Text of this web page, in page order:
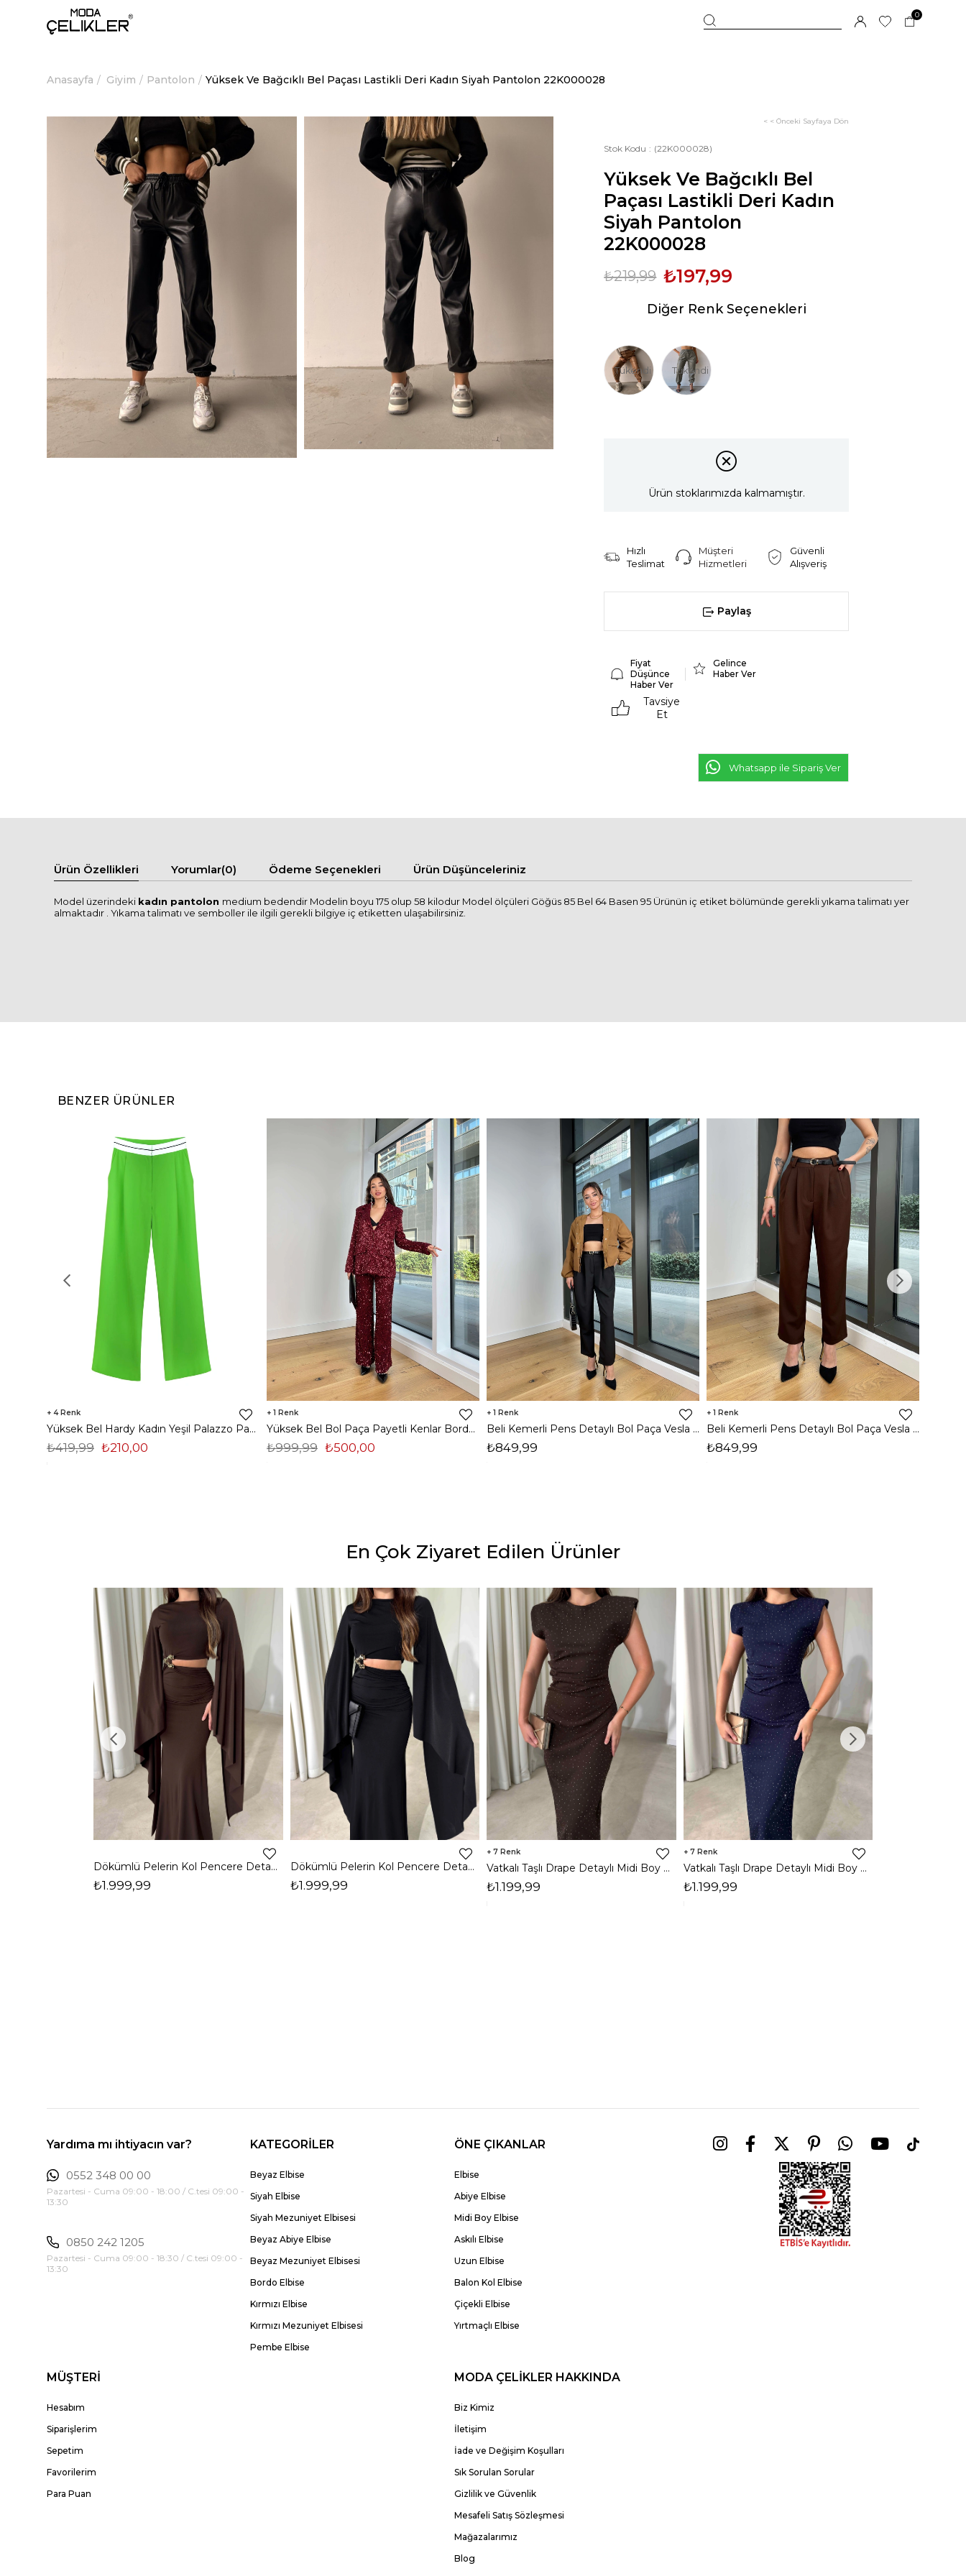
0
Anasayfa Giyim Pantolon Yüksek Ve Bağcıklı Bel Paçası Lastikli Deri Kadın Siyah Pantolon 22K000028
< < Önceki Sayfaya Dön
Stok Kodu (22K000028)
Yüksek Ve Bağcıklı Bel
Paçası Lastikli Deri Kadın
Siyah Pantolon
22K000028
₺219,99 ₺197,99
Diğer Renk Seçenekleri
Tükendi Tükendi
Ürün stoklarımızda kalmamıştır.
Hızlı
Teslimat
Müşteri
Hizmetleri
Güvenli
Alışveriş
Paylaş
Fiyat
Düşünce
Haber Ver
Gelince
Haber Ver
Tavsiye
Et
Whatsapp ile Sipariş Ver
Ürün Özellikleri Yorumlar(0) Ödeme Seçenekleri Ürün Düşünceleriniz
Model üzerindeki kadın pantolon medium bedendir Modelin boyu 175 olup 58 kilodur Model ölçüleri Göğüs 85 Bel 64 Basen 95 Ürünün iç etiket bölümünde gerekli yıkama talimatı yer
almaktadır . Yıkama talimatı ve semboller ile ilgili gerekli bilgiye iç etiketten ulaşabilirsiniz.
BENZER ÜRÜNLER
4
Yüksek Bel Hardy Kadın Yeşil Palazzo Pantolon 23K000407
₺210,00
₺419,99
1
Yüksek Bel Bol Paça Payetli Kenlar Bordo Kadın Pantolon 25K348
₺500,00
₺999,99
1
Beli Kemerli Pens Detaylı Bol Paça Vesla Siyah Kadın Pantolon 25Y031
₺849,99
1
Beli Kemerli Pens Detaylı Bol Paça Vesla Kahve Kadın Pantolon 25Y031
₺849,99
En Çok Ziyaret Edilen Ürünler
Dökümlü Pelerin Kol Pencere Detaylı Maxi Kahverengi Arlev Kadın Elbise 26Y511
₺1.999,99
Dökümlü Pelerin Kol Pencere Detaylı Maxi Siyah Arlev Kadın Elbise 26Y511
₺1.999,99
7
Vatkalı Taşlı Drape Detaylı Midi Boy Kahverengi Jesep Kadın Elbise 26Y282
₺1.199,99
7
Vatkalı Taşlı Drape Detaylı Midi Boy Lacivert Jesep Kadın Elbise 26Y282
₺1.199,99
Yardıma mı ihtiyacın var?
0552 348 00 00
Pazartesi - Cuma 09:00 - 18:00 / C.tesi 09:00 -
13:30
0850 242 1205
Pazartesi - Cuma 09:00 - 18:30 / C.tesi 09:00 -
13:30
KATEGORİLER
Beyaz Elbise
Siyah Elbise
Siyah Mezuniyet Elbisesi
Beyaz Abiye Elbise
Beyaz Mezuniyet Elbisesi
Bordo Elbise
Kırmızı Elbise
Kırmızı Mezuniyet Elbisesi
Pembe Elbise
ÖNE ÇIKANLAR
Elbise
Abiye Elbise
Midi Boy Elbise
Askılı Elbise
Uzun Elbise
Balon Kol Elbise
Çiçekli Elbise
Yırtmaçlı Elbise
MÜŞTERİ
Hesabım
Siparişlerim
Sepetim
Favorilerim
Para Puan
MODA ÇELİKLER HAKKINDA
Biz Kimiz
İletişim
İade ve Değişim Koşulları
Sık Sorulan Sorular
Gizlilik ve Güvenlik
Mesafeli Satış Sözleşmesi
Mağazalarımız
Blog